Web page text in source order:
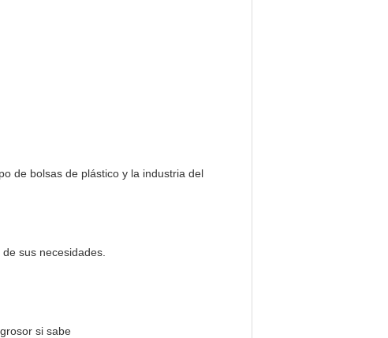
de bolsas de plástico y la industria del
sus necesidades.
si sabe